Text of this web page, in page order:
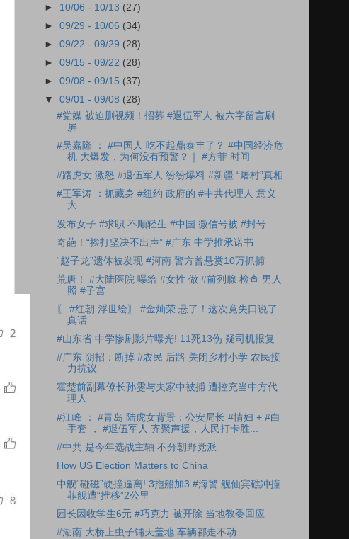
► 10/06 - 10/13 (27)
►09/29 - 10/06 (34)
►09/22 - 09/29 (28)
►09/15 - 09/22 (28)
►09/08 - 09/15 (37)
▼09/01 - 09/08 (28)
#党媒 被迫删视频！招募 #退伍军人 被六字留言刷
屏
#吴嘉隆 ： #中国人 吃不起鼎泰丰了？ #中国经济危
机 大爆发，为何没有预警？｜ #方菲 时间
#路虎女 激怒 #退伍军人 纷纷爆料 #新疆 “屠村”真相
#王军涛 ：抓藏身 #纽约 政府的 #中共代理人 意义
大
发布女子 #求职 不顺轻生 #中国 微信号被 #封号
奇葩！“挨打坚决不出声” #广东 中学推承诺书
“赵子龙”遗体被发现 #河南 警方曾悬赏10万抓捕
荒唐！ #大陆医院 曝给 #女性 做 #前列腺 检查 男人
照 #子宫
〖 #红朝 浮世绘〗 #金灿荣 悬了！这次竟失口说了
真话
#山东省 中学惨剧影片曝光! 11死13伤 疑司机报复
#广东 阴招：断掉 #农民 后路 关闭乡村小学 农民接
力抗议
霍楚前副幕僚长孙雯与夫家中被捕 遭控充当中方代
理人
#江峰 ： #青岛 陆虎女背景：公安局长 #情妇 + #白
手套 ， #退伍军人 齐聚声援，人民打卡胜...
#中共 是今年选战主轴 不分朝野党派
How US Election Matters to China
中舰“碰磁”硬撞逼离! 3拖船加3 #海警 舰仙宾礁冲撞
菲舰遭“推移”2公里
园长因收学生6元 #巧克力 被开除 当地教委回应
#湖南 大桥上虫子铺天盖地 车辆都走不动